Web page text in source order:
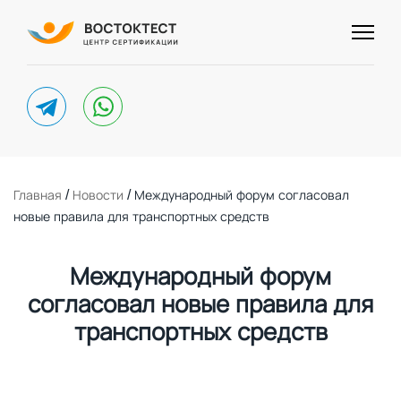
telegram whatsapp
Главная / Новости / Международный форум согласовал
новые правила для транспортных средств
Международный форум
согласовал новые правила для
транспортных средств